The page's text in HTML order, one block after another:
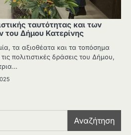
ταυτότητας και των
του Δήμου Κατερίνης
τα αξιοθέατα και τα τοπόσημα
πολιτιστικές δράσεις του Δήμου,
Αναζήτηση